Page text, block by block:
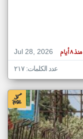
Jul 28, 2026
منذ ٨ أيام
عدد الكلمات: ٢١٧